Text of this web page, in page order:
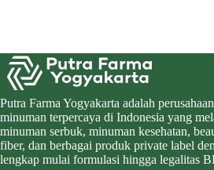
Putra Farma Yogyakarta adalah
minuman terpercaya di Indonesia yang
minuman serbuk, minuman kesehatan,
fiber, dan berbagai produk private label
lengkap mulai formulasi hingga legalitas